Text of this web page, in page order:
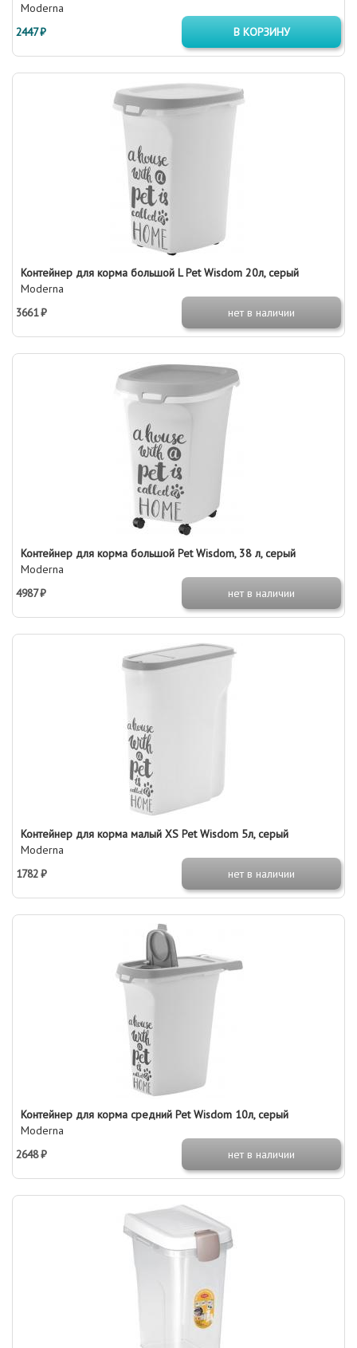
Moderna
2447 ₽
В КОРЗИНУ
Контейнер для корма большой L Pet Wisdom 20л, серый
Moderna
3661 ₽
нет в наличии
Контейнер для корма большой Pet Wisdom, 38 л, серый
Moderna
4987 ₽
нет в наличии
Контейнер для корма малый XS Pet Wisdom 5л, серый
Moderna
1782 ₽
нет в наличии
Контейнер для корма средний Pet Wisdom 10л, серый
Moderna
2648 ₽
нет в наличии